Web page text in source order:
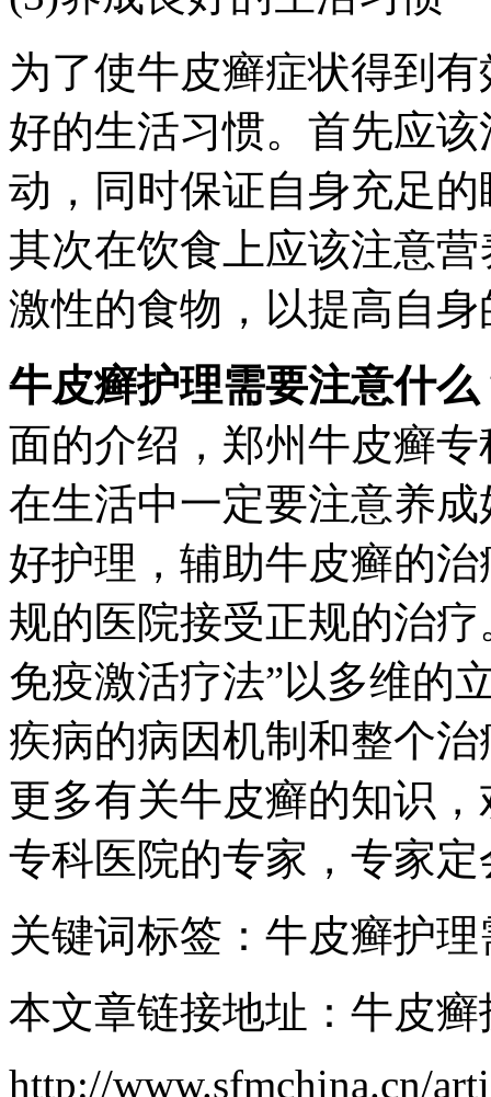
为了使牛皮癣症状得到
好的生活习惯。首先应
动，同时保证自身充足
其次在饮食上应该注意
激性的食物，以提高自
牛皮癣护理需要注意什么
面的介绍，郑州牛皮癣
在生活中一定要注意养
好护理，辅助牛皮癣的
规的医院接受正规的治
免疫激活疗法”以多维的
疾病的病因机制和整个
更多有关牛皮癣的知识
专科医院的专家，专家
关键词标签：牛皮癣护
本文章链接地址：牛皮
http://www.sfmchina.cn/